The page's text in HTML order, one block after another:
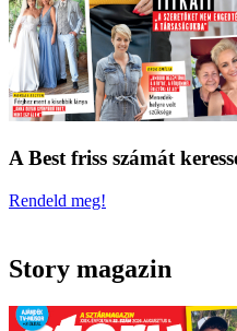
A Best friss számát
Rendeld meg!
Story magazin